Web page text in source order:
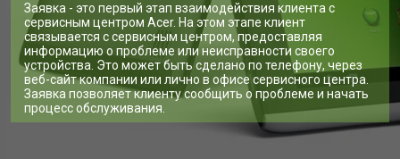
Заявка - это первый этап взаимодействия клиента с
сервисным центром Acer. На этом этапе клиент
связывается с сервисным центром, предоставляя
информацию о проблеме или неисправности своего
устройства. Это может быть сделано по телефону, через
веб-сайт компании или лично в офисе сервисного центра.
Заявка позволяет клиенту сообщить о проблеме и начать
процесс обслуживания.